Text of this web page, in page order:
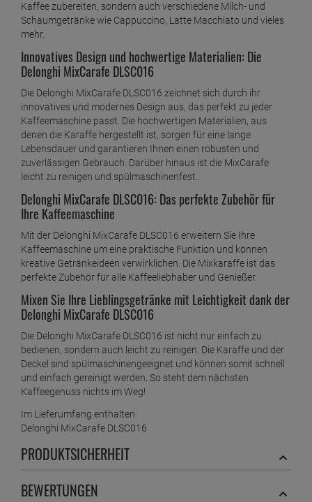
Kaffee zubereiten, sondern auch verschiedene Milch- und
Schaumgetränke wie Cappuccino, Latte Macchiato und vieles
mehr.
Innovatives Design und hochwertige Materialien: Die
Delonghi MixCarafe DLSC016
Die Delonghi MixCarafe DLSC016 zeichnet sich durch ihr
innovatives und modernes Design aus, das perfekt zu jeder
Kaffeemaschine passt. Die hochwertigen Materialien, aus
denen die Karaffe hergestellt ist, sorgen für eine lange
Lebensdauer und garantieren Ihnen einen robusten und
zuverlässigen Gebrauch. Darüber hinaus ist die MixCarafe
leicht zu reinigen und spülmaschinenfest..
Delonghi MixCarafe DLSC016: Das perfekte Zubehör für
Ihre Kaffeemaschine
Mit der Delonghi MixCarafe DLSC016 erweitern Sie Ihre
Kaffeemaschine um eine praktische Funktion und können
kreative Getränkeideen verwirklichen. Die Mixkaraffe ist das
perfekte Zubehör für alle Kaffeeliebhaber und Genießer.
Mixen Sie Ihre Lieblingsgetränke mit Leichtigkeit dank der
Delonghi MixCarafe DLSC016
Die Delonghi MixCarafe DLSC016 ist nicht nur einfach zu
bedienen, sondern auch leicht zu reinigen. Die Karaffe und der
Deckel sind spülmaschinengeeignet und können somit schnell
und einfach gereinigt werden. So steht dem nächsten
Kaffeegenuss nichts im Weg!
Im Lieferumfang enthalten:
Delonghi MixCarafe DLSC016
PRODUKTSICHERHEIT
BEWERTUNGEN